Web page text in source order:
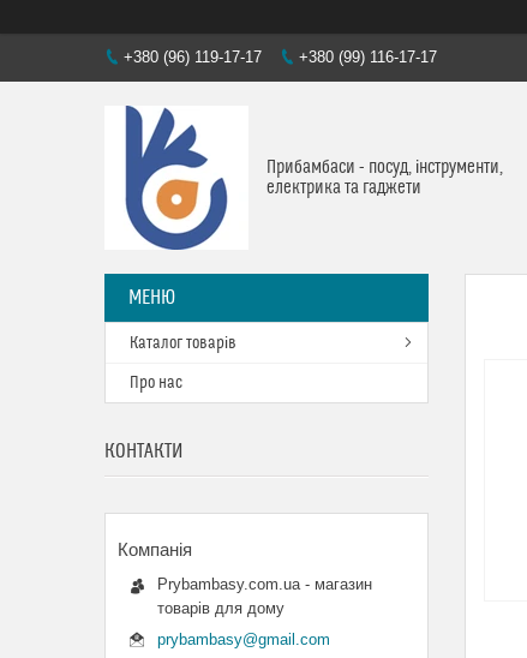
+380 (96) 119-17-17 +380 (99) 116-17-17
Прибамбаси - посуд, інструменти,
електрика та гаджети
Каталог товарів
Про нас
КОНТАКТИ
Prybambasy.com.ua - магазин
товарів для дому
prybambasy@gmail.com